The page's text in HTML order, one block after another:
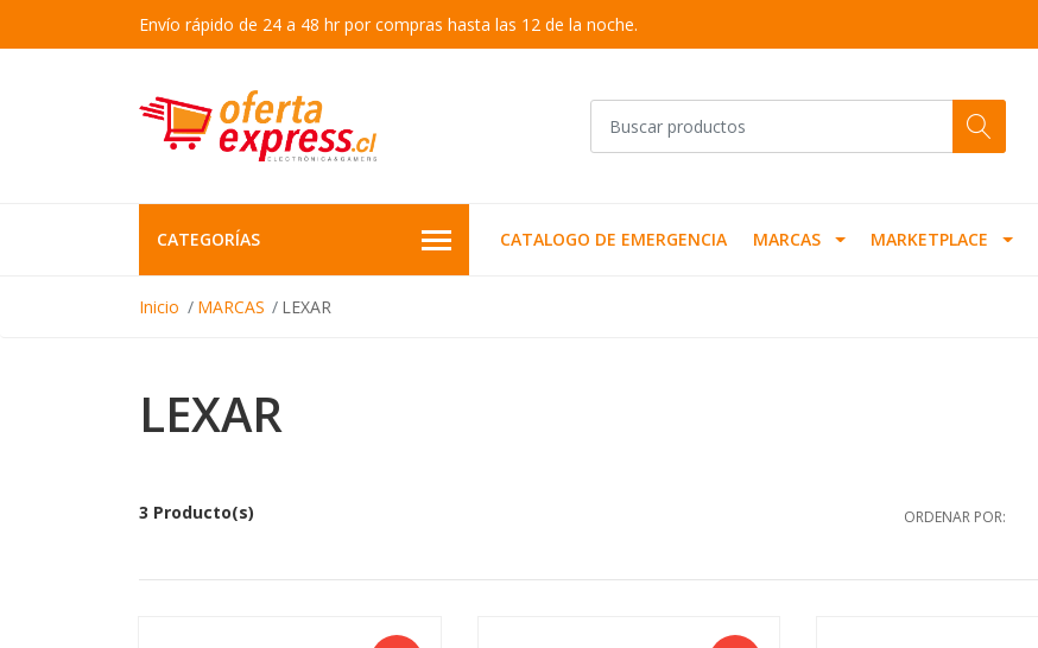
Envío rápido de 24 a 48 hr por compras hasta las 12 de la noche.
CATEGORÍAS CATALOGO DE EMERGENCIA MARCAS MARKETPLACE
Inicio MARCAS LEXAR
LEXAR
3 Producto(s) ORDENAR POR: